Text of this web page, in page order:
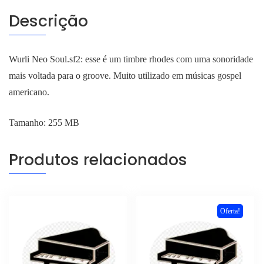
Descrição
Wurli Neo Soul.sf2: esse é um timbre rhodes com uma sonoridade
mais voltada para o groove. Muito utilizado em músicas gospel
americano.
Tamanho: 255 MB
Produtos relacionados
Oferta!